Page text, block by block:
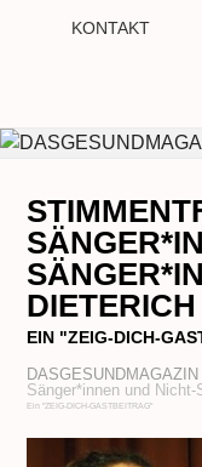
KONTAKT
DIETERICH
EIN "ZEIG-DICH-
DASGESUNDMAGAZIN
Sänger*innen und
Ein "ZEIG-DICH-GASTBEITRAG"